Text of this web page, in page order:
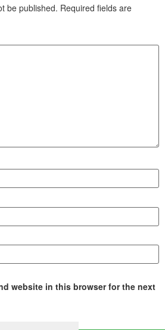
be published. Required fields are
website in this browser for the next